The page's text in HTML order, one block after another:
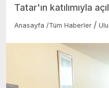
Tatar'ın katılımıyla
Anasayfa /Tüm Haberler /